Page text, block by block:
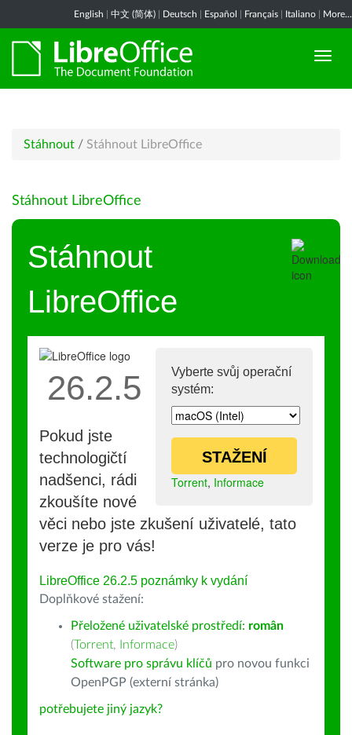
English 中文 (简体) Deutsch Español Français Italiano More...
Stáhnout / Stáhnout LibreOffice
Stáhnout LibreOffice
Stáhnout
LibreOffice
Vyberte svůj operační
systém:
STAŽENÍ
Torrent, Informace
26.2.5
Pokud jste
technologičtí
nadšenci, rádi
zkoušíte nové
věci nebo jste zkušení uživatelé, tato
verze je pro vás!
LibreOffice 26.2.5 poznámky k vydání
Doplňkové stažení:
Přeložené uživatelské prostředí: român
(Torrent, Informace)
Software pro správu klíčů pro novou funkci
OpenPGP (externí stránka)
potřebujete jiný jazyk?